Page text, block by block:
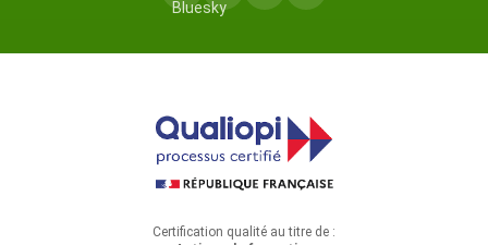
Certification qualité au titre de :